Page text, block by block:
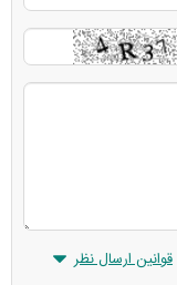
قوانین ارسال نظر